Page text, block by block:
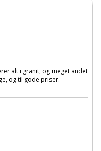
alt i granit, og meget andet
og til gode priser.